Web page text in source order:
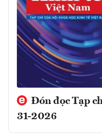
Đón đọc Tạp
31-2026